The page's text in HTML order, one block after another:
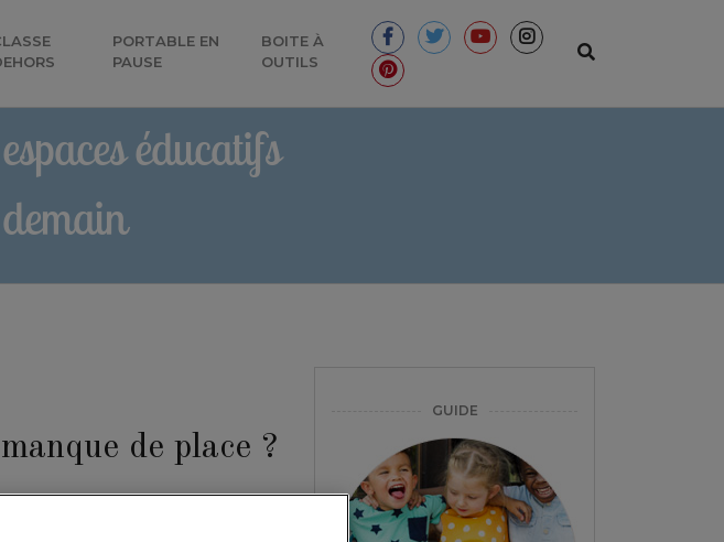
PORTABLE EN
PAUSE
BOITE À
OUTILS
éducatifs
de place ?
GUIDE